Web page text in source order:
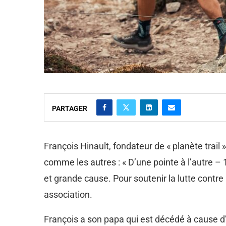
PARTAGER
François Hinault, fondateur de « planète trail
comme les autres : « D’une pointe à l’autre
et grande cause. Pour soutenir la lutte
association.
François a son papa qui est décédé à cause